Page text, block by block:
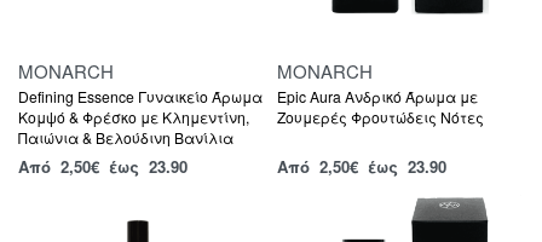
MONARCH
Defining Essence Γυναικείο Άρωμα
Κομψό & Φρέσκο με Κλημεντίνη,
Παιώνια & Βελούδινη Βανίλια
Από 2,50€ έως 23.90
MONARCH
Epic Aura Ανδρικό Άρωμα με
Ζουμερές Φρουτώδεις Νότες
Από 2,50€ έως 23.90